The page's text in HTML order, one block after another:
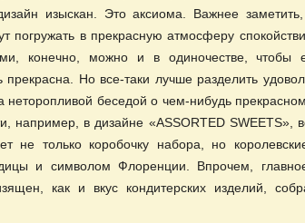
изыскан. Это аксиома. Важнее
погружать в прекрасную атмосферу
конечно, можно и в одиночестве, чтобы
Но все-таки лучше разделить
беседой о чем-нибудь
например, в дизайне «ASSORTED SWEETS»,
не только коробочку набора, но
и символом Флоренции. Впрочем,
как и вкус кондитерских изделий,